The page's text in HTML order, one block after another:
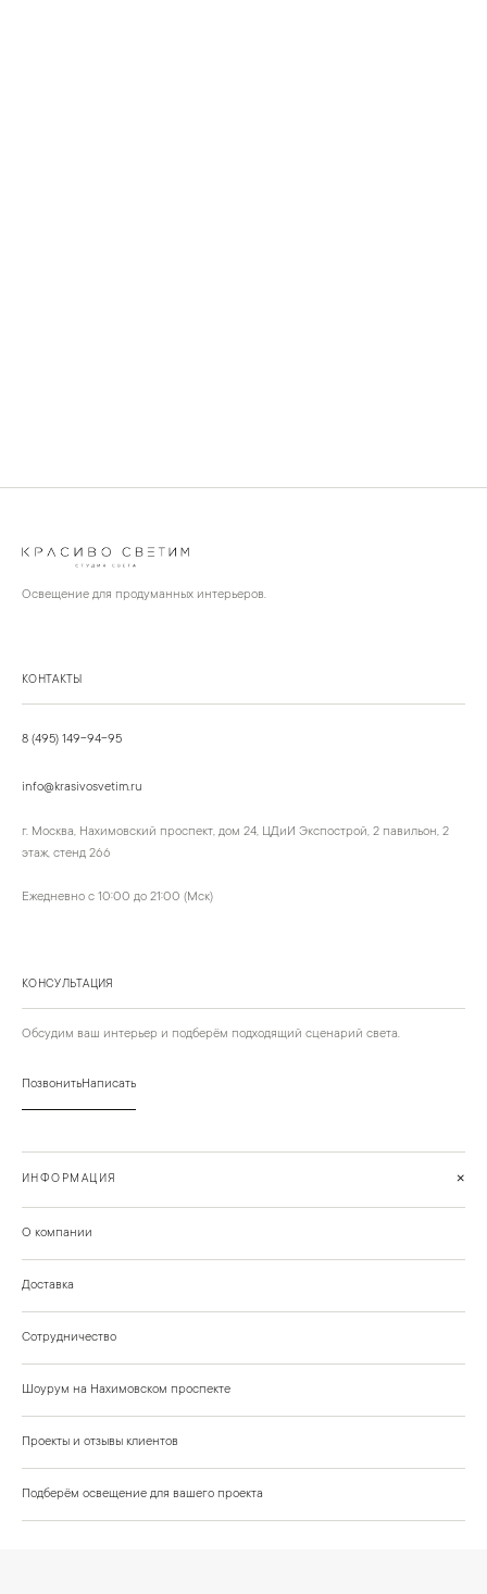
Освещение для продуманных интерьеров.
КОНТАКТЫ
8 (495) 149-94-95
info@krasivosvetim.ru
г. Москва, Нахимовский проспект, дом 24, ЦДиИ Экспострой, 2 павильон, 2
этаж, стенд 266
Ежедневно с 10:00 до 21:00 (Мск)
КОНСУЛЬТАЦИЯ
Обсудим ваш интерьер и подберём подходящий сценарий света.
ПозвонитьНаписать
ИНФОРМАЦИЯ +
О компании
Доставка
Сотрудничество
Шоурум на Нахимовском проспекте
Проекты и отзывы клиентов
Подберём освещение для вашего проекта